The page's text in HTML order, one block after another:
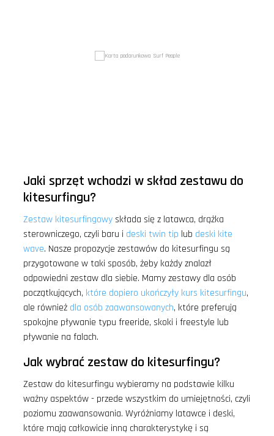
Jaki sprzęt wchodzi w skład zestawu do
kitesurfingu?
Zestaw kitesurfingowy składa się z latawca, drążka
sterowniczego, czyli baru i deski twin tip lub deski kite
wave. Nasze propozycje zestawów do kitesurfingu są
przygotowane w taki sposób, żeby każdy znalazł
odpowiedni zestaw dla siebie. Mamy zestawy dla osób
początkujących, które dopiero ukończyły kurs kitesurfingu,
ale również dla osób zaawansowanych, które preferują
spokojne pływanie typu freeride, skoki i freestyle lub
pływanie na falach.
Jak wybrać zestaw do kitesurfingu?
Zestaw do kitesurfingu wybieramy na podstawie kilku
ważny aspektów - przede wszystkim do umiejętności, czyli
poziomu zaawansowania. Wyróżniamy latawce i deski,
które mają całkowicie inną charakterystykę i są